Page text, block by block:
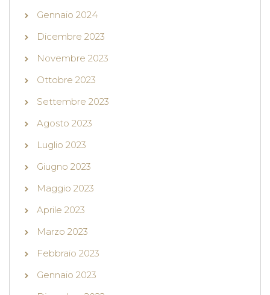
Gennaio 2024
Dicembre 2023
Novembre 2023
Ottobre 2023
Settembre 2023
Agosto 2023
Luglio 2023
Giugno 2023
Maggio 2023
Aprile 2023
Marzo 2023
Febbraio 2023
Gennaio 2023